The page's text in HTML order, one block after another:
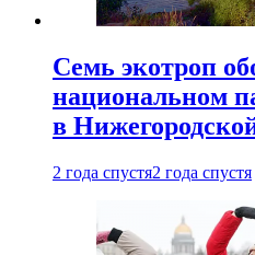
Семь экотроп
национальном
в
2 года спустя2 года спустя